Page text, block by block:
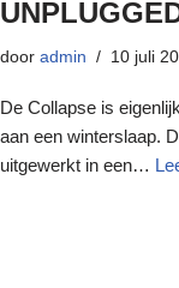
door admin 10 juli
De Collapse is
aan een winterslaap.
uitgewerkt in een…